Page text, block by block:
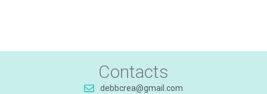
Contacts
debbcrea@gmail.com